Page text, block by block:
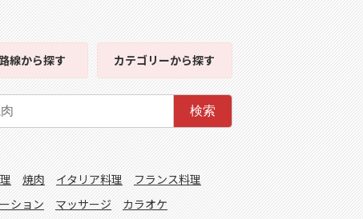
線から探す カテゴリーから探す
検索
焼肉 イタリア料理
フランス料理
ション マッサージ カラオケ